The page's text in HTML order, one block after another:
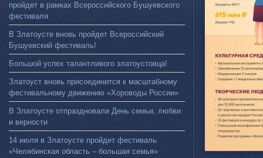
пройдет в рамках Всероссийского Бушуевского
фестиваля
В Златоусте вновь пройдет Всероссийский
Бушуевский фестиваль!
Большой успех талантливого златоустовца!
Златоуст вновь присоединится к масштабному
фестивальному движению «Хороводы России»
В Златоусте отпраздновали День семьи, любви
и верности
14 июля в Златоусте пройдет фестиваль
«Челябинская область – большая семья»